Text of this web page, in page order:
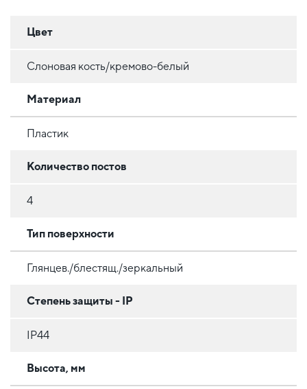
Цвет
Слоновая кость/кремово-белый
Материал
Пластик
Количество постов
4
Тип поверхности
Глянцев./блестящ./зеркальный
Степень защиты - IP
IP44
Высота, мм